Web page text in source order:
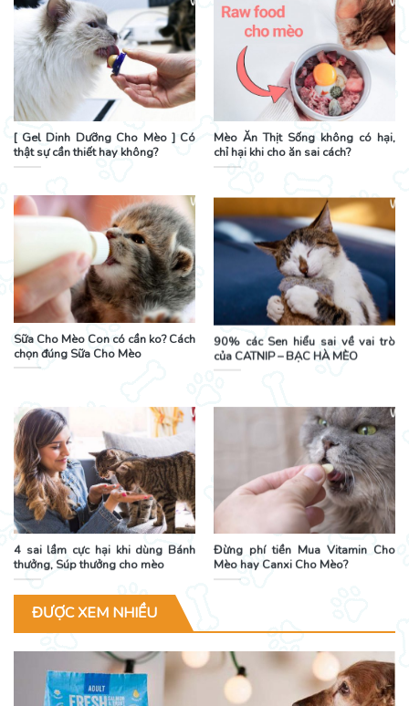
[ Gel Dinh Dưỡng Cho Mèo ] Có
thật sự cần thiết hay không?
Mèo Ăn Thịt Sống không có hại,
chỉ hại khi cho ăn sai cách?
Sữa Cho Mèo Con có cần ko? Cách
chọn đúng Sữa Cho Mèo
90% các Sen hiểu sai về vai trò
của CATNIP – BẠC HÀ MÈO
4 sai lầm cực hại khi dùng Bánh
thưởng, Súp thưởng cho mèo
Đừng phí tiền Mua Vitamin Cho
Mèo hay Canxi Cho Mèo?
ĐƯỢC XEM NHIỀU